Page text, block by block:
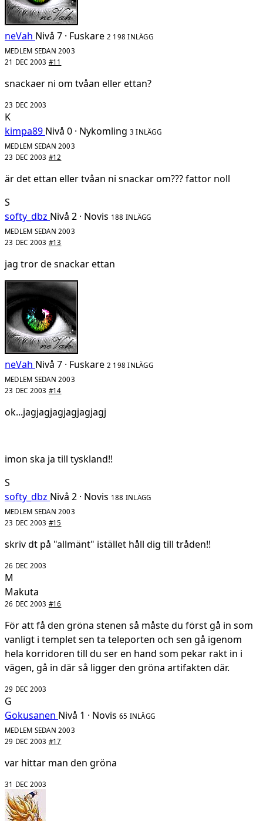
neVah Nivå 7 · Fuskare 2 198 INLÄGG
MEDLEM SEDAN 2003
21 DEC 2003 #11
snackaer ni om tvåan eller ettan?
23 DEC 2003
K
kimpa89 Nivå 0 · Nykomling 3 INLÄGG
MEDLEM SEDAN 2003
23 DEC 2003 #12
är det ettan eller tvåan ni snackar om??? fattor noll
S
softy_dbz Nivå 2 · Novis 188 INLÄGG
MEDLEM SEDAN 2003
23 DEC 2003 #13
jag tror de snackar ettan
neVah Nivå 7 · Fuskare 2 198 INLÄGG
MEDLEM SEDAN 2003
23 DEC 2003 #14
ok...jagjagjagjagjagjagj
imon ska ja till tyskland!!
S
softy_dbz Nivå 2 · Novis 188 INLÄGG
MEDLEM SEDAN 2003
23 DEC 2003 #15
skriv dt på "allmänt" istället håll dig till tråden!!
26 DEC 2003
M
Makuta
26 DEC 2003 #16
För att få den gröna stenen så måste du först gå in som
vanligt i templet sen ta teleporten och sen gå igenom
hela korridoren till du ser en hand som pekar rakt in i
vägen, gå in där så ligger den gröna artifakten där.
29 DEC 2003
G
Gokusanen Nivå 1 · Novis 65 INLÄGG
MEDLEM SEDAN 2003
29 DEC 2003 #17
var hittar man den gröna
31 DEC 2003